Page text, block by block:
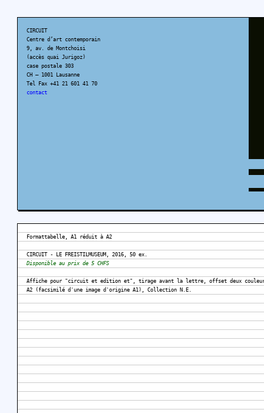
CIRCUIT
Centre d’art contemporain
9, av. de Montchoisi
(accès quai Jurigoz)
case postale 303
CH – 1001 Lausanne
Tel Fax +41 21 601 41 70
contact
Formattabelle, A1 réduit à A2
CIRCUIT - LE FREISTILMUSEUM, 2016, 50 ex.
Disponible au prix de 5 CHFS
Affiche pour "circuit et edition et", tirage avant la lettre, offset deux
A2 (facsimilé d'une image d'origine A1), Collection N.E.